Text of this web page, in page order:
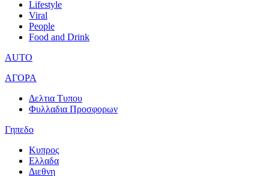
Lifestyle
Viral
People
Food and Drink
AUTO
ΑΓΟΡΑ
Δελτια Τυπου
Φυλλαδια Προσφορων
Γηπεδο
Κυπρος
Ελλαδα
Διεθνη